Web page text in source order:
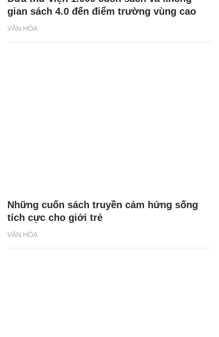
VĂN HÓA
gian sách 4.0 đến điểm trường vùng cao
VĂN HÓA
Những cuốn sách truyền cảm hứng sống
tích cực cho giới trẻ